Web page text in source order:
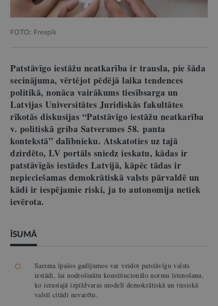
FOTO: Freepik
Patstāvīgo iestāžu neatkarība ir trausla, pie šāda
secinājuma, vērtējot pēdējā laika tendences
politikā, nonāca vairākums tiesībsarga un
Latvijas Universitātes Juridiskās fakultātes
rīkotās diskusijas “Patstāvīgo iestāžu neatkarība
v. politiskā griba Satversmes 58. panta
kontekstā” dalībnieku. Atskatoties uz tajā
dzirdēto, LV portāls sniedz ieskatu, kādas ir
patstāvīgās iestādes Latvijā, kāpēc tādas ir
nepieciešamas demokrātiskā valsts pārvaldē un
kādi ir iespējamie riski, ja to autonomija netiek
ievērota.
ĪSUMĀ
Saeima īpašos gadījumos var veidot patstāvīgu valsts
iestādi, lai nodrošinātu konstitucionālo normu īstenošanu,
ko ierastajā izpildvaras modelī demokrātiskā un tiesiskā
valstī citādi nevarētu.